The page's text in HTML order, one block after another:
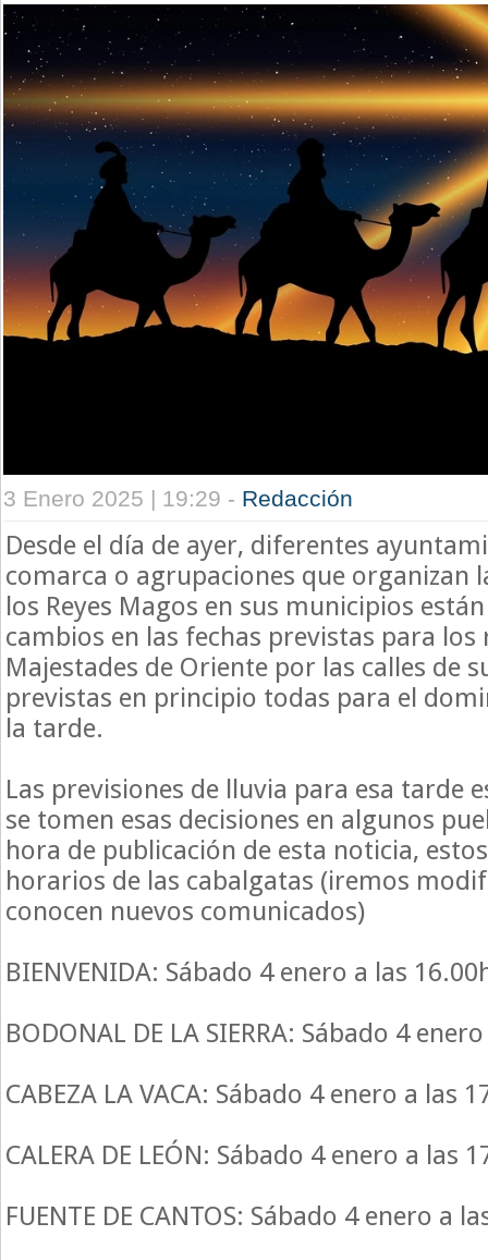
3 Enero 2025 | 19:29 - Redacción
Desde el día de ayer, diferentes
comarca o agrupaciones que organizan
los Reyes Magos en sus municipios
cambios en las fechas previstas para los
Majestades de Oriente por las calles de
previstas en principio todas para el
la tarde.
Las previsiones de lluvia para esa tarde
se tomen esas decisiones en algunos
hora de publicación de esta noticia,
horarios de las cabalgatas (iremos
conocen nuevos comunicados)
BIENVENIDA: Sábado 4 enero a las
BODONAL DE LA SIERRA: Sábado 4
CABEZA LA VACA: Sábado 4 enero a las
CALERA DE LEÓN: Sábado 4 enero a las
FUENTE DE CANTOS: Sábado 4 enero a